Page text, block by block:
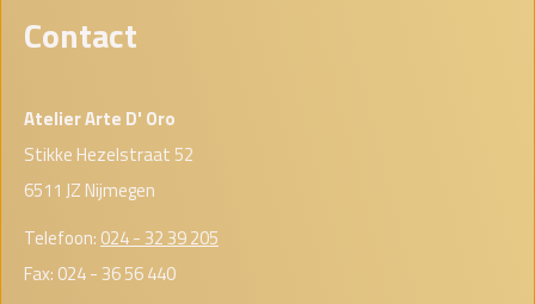
Contact
Atelier Arte D' Oro
Stikke Hezelstraat 52
6511 JZ Nijmegen
Telefoon: 024 - 32 39 205
Fax: 024 - 36 56 440